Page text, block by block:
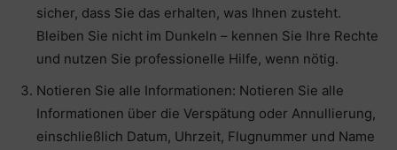
sicher, dass Sie das erhalten, was Ihnen zusteht.
Bleiben Sie nicht im Dunkeln – kennen Sie Ihre Rechte
und nutzen Sie professionelle Hilfe, wenn nötig.
Notieren Sie alle Informationen: Notieren Sie alle
Informationen über die Verspätung oder Annullierung,
einschließlich Datum, Uhrzeit, Flugnummer und Name